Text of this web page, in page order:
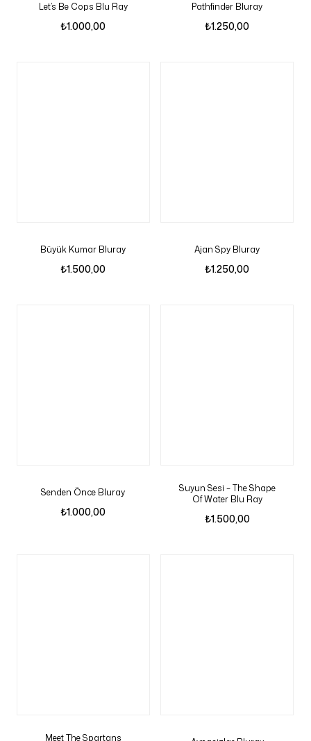
Let’s Be Cops Blu Ray
₺1.000,00
Pathfinder Bluray
₺1.250,00
Büyük Kumar Bluray
₺1.500,00
Ajan Spy Bluray
₺1.250,00
Senden Önce Bluray
₺1.000,00
Suyun Sesi – The Shape
Of Water Blu Ray
₺1.500,00
Meet The Spartans